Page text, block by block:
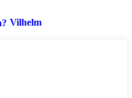
Vilhelm